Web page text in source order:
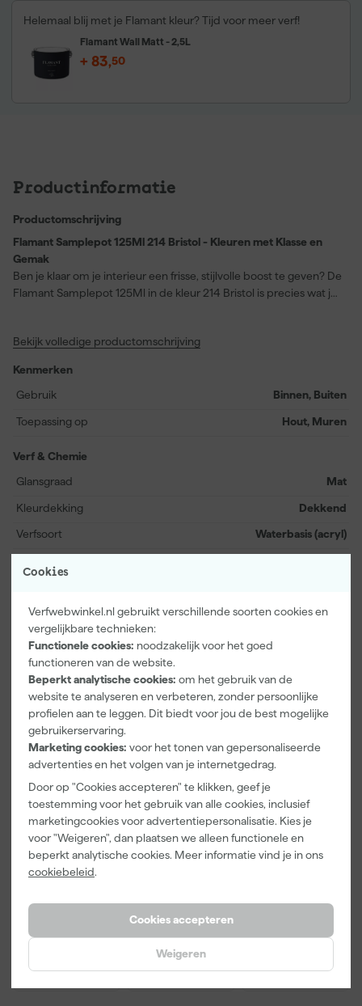
Cookies
Verfwebwinkel.nl gebruikt verschillende soorten cookies en
vergelijkbare technieken:
Functionele cookies: noodzakelijk voor het goed
functioneren van de website.
Beperkt analytische cookies: om het gebruik van de
website te analyseren en verbeteren, zonder persoonlijke
profielen aan te leggen. Dit biedt voor jou de best mogelijke
gebruikerservaring.
Marketing cookies: voor het tonen van gepersonaliseerde
advertenties en het volgen van je internetgedrag.
Door op "Cookies accepteren" te klikken, geef je
toestemming voor het gebruik van alle cookies, inclusief
marketingcookies voor advertentiepersonalisatie. Kies je
voor "Weigeren", dan plaatsen we alleen functionele en
beperkt analytische cookies. Meer informatie vind je in ons
cookiebeleid.
Cookies accepteren
Weigeren
Helemaal blij met je Flamant kleur? Tijd voor meer verf!
Flamant Wall Matt - 2,5L
+ 83,50
Productinformatie
Productomschrijving
Flamant Samplepot 125Ml 214 Bristol - Kleuren met Klasse en
Gemak
Ben je klaar om je interieur een frisse, stijlvolle boost te geven? De
Flamant Samplepot 125Ml in de kleur 214 Bristol is precies wat je
leven in wilt blazen of je houten meubels een opfrisbeurt wilt
voor een strakke en elegante afwerking. Met 125 ml verf in een
handig potje krijg je een voorproefje van de rijke kleuriton van
lucht reinigt in je leefruimte. Durf creatief te zijn en laat je
binnenshuis én buitenshuis.
Bekijk volledige productomschrijving
Kenmerken
Gebruik
Binnen, Buiten
Toepassing op Hout, Muren
Verf & Chemie
Glansgraad
Mat
Kleurdekking Dekkend
Verfsoort Waterbasis (acryl)
Bekijk alle kenmerken
Vaak gekocht met
Kleurenkaarte
n Pakket
Morgen
incl. BTW
Go!Paint Roll
And Go 1,25L
- Roller 10cm
+ 3
49
incl. BTW
Anza PRO
Mini Antex
Platinum
Muurverfrolle
incl. BTW